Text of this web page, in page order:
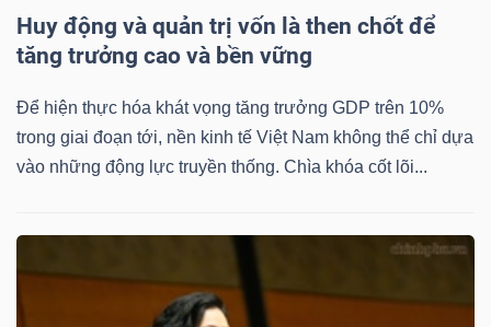
Huy động và quản trị vốn là then chốt để
tăng trưởng cao và bền vững
Để hiện thực hóa khát vọng tăng trưởng GDP trên 10%
trong giai đoạn tới, nền kinh tế Việt Nam không thể chỉ dựa
vào những động lực truyền thống. Chìa khóa cốt lõi...